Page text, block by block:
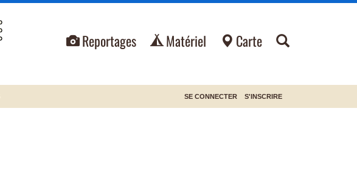
Reportages Matériel Carte
SE CONNECTER S'INSCRIRE